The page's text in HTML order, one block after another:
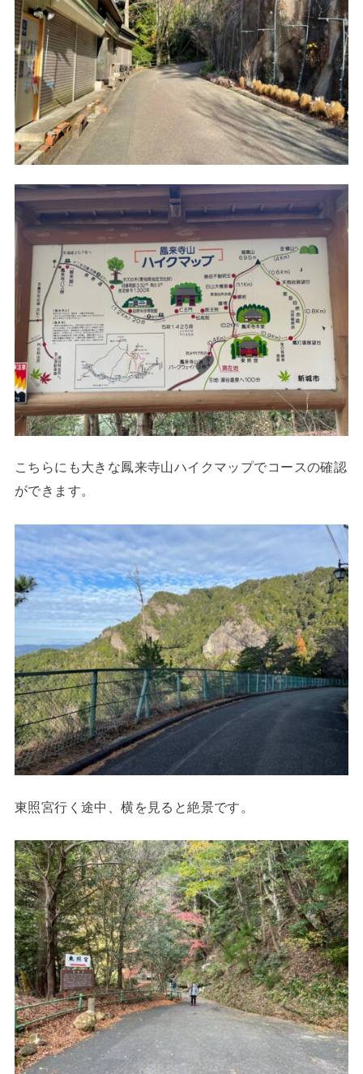
こちらにも大きな鳳来寺山ハイクマップでコースの確認
ができます。
東照宮行く途中、横を見ると絶景です。